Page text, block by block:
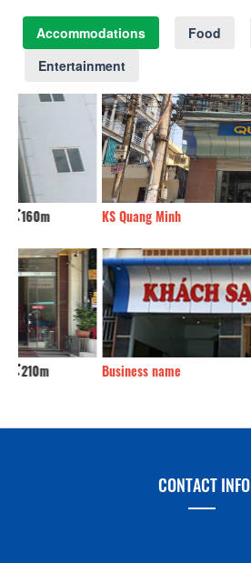
Accommodations Food
Entertainment
KS Quang Minh
Business name
CONTACT INFO